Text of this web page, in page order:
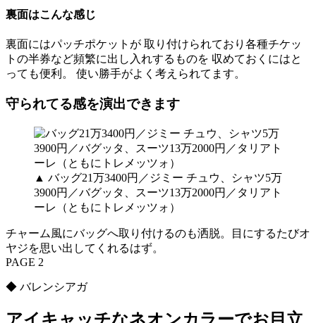
裏面はこんな感じ
裏面にはパッチポケットが 取り付けられており各種チケッ
トの半券など頻繁に出し入れするものを 収めておくにはと
っても便利。 使い勝手がよく考えられてます。
守られてる感を演出できます
▲ バッグ21万3400円／ジミー チュウ、シャツ5万
3900円／バグッタ、スーツ13万2000円／タリアト
ーレ（ともにトレメッツォ）
チャーム風にバッグへ取り付けるのも洒脱。目にするたびオ
ヤジを思い出してくれるはず。
PAGE 2
◆ バレンシアガ